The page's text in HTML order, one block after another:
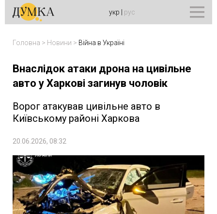
укр рус
Головна > Новини > Війна в Україні
Внаслідок атаки дрона на цивільне
авто у Харкові загинув чоловік
Ворог атакував цивільне авто в
Київському районі Харкова
20.06.2026, 08:32